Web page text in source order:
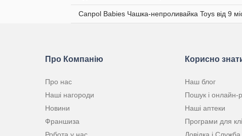
Canpol Babies Чашка-непроливайка Toys від 9
Про Компанію
Про нас
Наші нагороди
Новини
Франшиза
Корисно
Наш блог
Пошук і онлайн-
Наші аптеки
Програми для